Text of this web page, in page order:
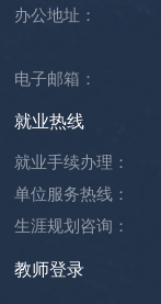
办公地址：
电子邮箱：
就业热线
就业手续办理：
单位服务热线：
生涯规划咨询：
教师登录